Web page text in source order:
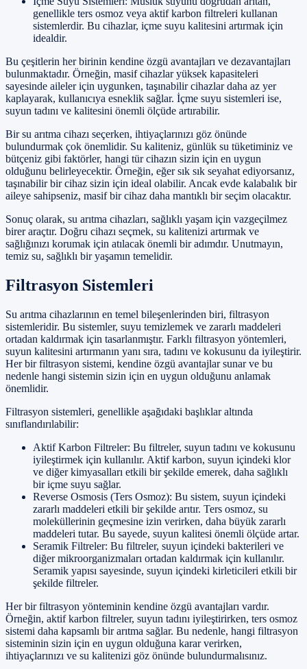
genellikle ters osmoz veya aktif karbon filtreleri kullanan
sistemlerdir. Bu cihazlar, içme suyu kalitesini artırmak için
idealdir.
Bu çeşitlerin her birinin kendine özgü avantajları ve dezavantajları
bulunmaktadır. Örneğin, masif cihazlar yüksek kapasiteleri
sayesinde aileler için uygunken, taşınabilir cihazlar daha az yer
kaplayarak, kullanıcıya esneklik sağlar. İçme suyu sistemleri ise,
suyun tadını ve kalitesini önemli ölçüde artırabilir.
Bir su arıtma cihazı seçerken, ihtiyaçlarınızı göz önünde
bulundurmak çok önemlidir. Su kaliteniz, günlük su tüketiminiz ve
bütçeniz gibi faktörler, hangi tür cihazın sizin için en uygun
olduğunu belirleyecektir. Örneğin, eğer sık sık seyahat ediyorsanız,
taşınabilir bir cihaz sizin için ideal olabilir. Ancak evde kalabalık bir
aileye sahipseniz, masif bir cihaz daha mantıklı bir seçim olacaktır.
Sonuç olarak, su arıtma cihazları, sağlıklı yaşam için vazgeçilmez
birer araçtır. Doğru cihazı seçmek, su kalitenizi artırmak ve
sağlığınızı korumak için atılacak önemli bir adımdır. Unutmayın,
temiz su, sağlıklı bir yaşamın temelidir.
Filtrasyon Sistemleri
Su arıtma cihazlarının en temel bileşenlerinden biri, filtrasyon
sistemleridir. Bu sistemler, suyu temizlemek ve zararlı maddeleri
ortadan kaldırmak için tasarlanmıştır. Farklı filtrasyon yöntemleri,
suyun kalitesini artırmanın yanı sıra, tadını ve kokusunu da iyileştirir.
Her bir filtrasyon sistemi, kendine özgü avantajlar sunar ve bu
nedenle hangi sistemin sizin için en uygun olduğunu anlamak
önemlidir.
Filtrasyon sistemleri, genellikle aşağıdaki başlıklar altında
sınıflandırılabilir:
Aktif Karbon Filtreler: Bu filtreler, suyun tadını ve kokusunu
iyileştirmek için kullanılır. Aktif karbon, suyun içindeki klor
ve diğer kimyasalları etkili bir şekilde emerek, daha sağlıklı
bir içme suyu sağlar.
Reverse Osmosis (Ters Osmoz): Bu sistem, suyun içindeki
zararlı maddeleri etkili bir şekilde arıtır. Ters osmoz, su
moleküllerinin geçmesine izin verirken, daha büyük zararlı
maddeleri tutar. Bu sayede, suyun kalitesi önemli ölçüde artar.
Seramik Filtreler: Bu filtreler, suyun içindeki bakterileri ve
diğer mikroorganizmaları ortadan kaldırmak için kullanılır.
Seramik yapısı sayesinde, suyun içindeki kirleticileri etkili bir
şekilde filtreler.
Her bir filtrasyon yönteminin kendine özgü avantajları vardır.
Örneğin, aktif karbon filtreler, suyun tadını iyileştirirken, ters osmoz
sistemi daha kapsamlı bir arıtma sağlar. Bu nedenle, hangi filtrasyon
sisteminin sizin için en uygun olduğuna karar verirken,
ihtiyaçlarınızı ve su kalitenizi göz önünde bulundurmalısınız.